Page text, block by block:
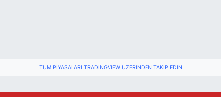
TÜM PIYASALARI TRADINGVIEW ÜZERINDEN TAKIP EDIN